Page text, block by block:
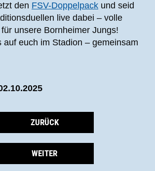
den FSV-Doppelpack und seid
live dabei – volle
unsere Bornheimer Jungs!
auf euch im Stadion – gemeinsam
ZURÜCK
WEITER